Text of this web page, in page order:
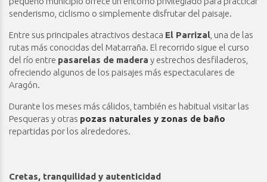
senderismo, ciclismo o simplemente disfrutar del paisaje.
Entre sus principales atractivos destaca El Parrizal , una de las
rutas más conocidas del Matarraña. El recorrido sigue el curso
del río entre pasarelas de madera y estrechos desfiladeros,
ofreciendo algunos de los paisajes más espectaculares de
Aragón.
Durante los meses más cálidos, también es habitual visitar las
Pesqueras y otras pozas naturales y zonas de baño
repartidas por los alrededores.
Cretas, tranquilidad y autenticidad